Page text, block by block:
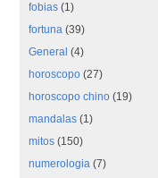
fobias (1)
fortuna (39)
General (4)
horoscopo (27)
horoscopo chino (19)
mandalas (1)
mitos (150)
numerologia (7)